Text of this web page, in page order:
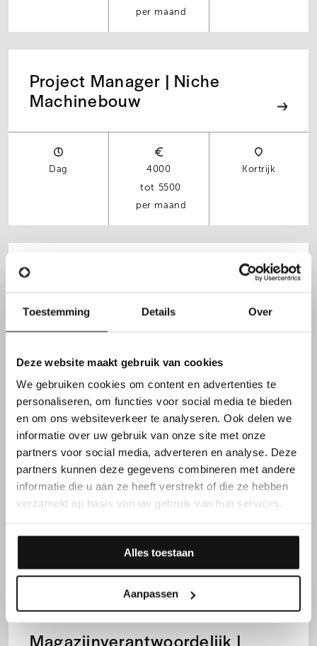
Toestemming Details Over
Deze website maakt gebruik van cookies
We gebruiken cookies om content en advertenties te
personaliseren, om functies voor social media te bieden
en om ons websiteverkeer te analyseren. Ook delen we
informatie over uw gebruik van onze site met onze
partners voor social media, adverteren en analyse. Deze
partners kunnen deze gegevens combineren met andere
informatie die u aan ze heeft verstrekt of die ze hebben
verzameld op basis van uw gebruik van hun services.
Alles toestaan
Aanpassen
per maand
Project Manager | Niche
Machinebouw
Dag
4000
5500
per maand
Kortrijk
Transportplanner |
Dag
4000
4300
per maand
Process Engineer | Marktleider
Dag
3300
4500
per maand
Waregem
Magazijnverantwoordelijk |